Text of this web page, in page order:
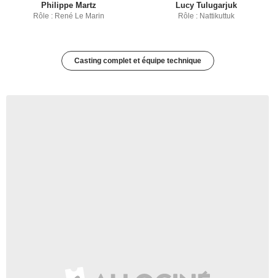
Philippe Martz
Rôle : René Le Marin
Lucy Tulugarjuk
Rôle : Nattikuttuk
Casting complet et équipe technique